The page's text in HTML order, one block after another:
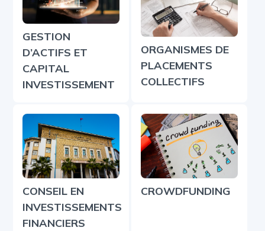
GESTION
D’ACTIFS ET
CAPITAL
INVESTISSEMENT
ORGANISMES DE
PLACEMENTS
COLLECTIFS
CONSEIL EN
INVESTISSEMENTS
FINANCIERS
CROWDFUNDING